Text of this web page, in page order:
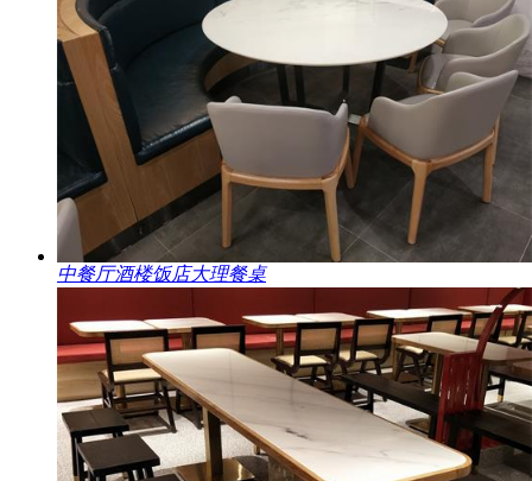
中餐厅酒楼饭店大理餐桌